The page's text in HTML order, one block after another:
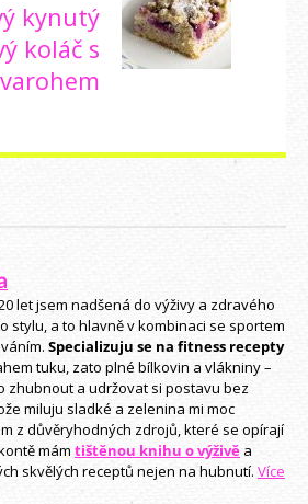
kynutý
koláč s
let jsem nadšená do výživy a zdravého
stylu, a to hlavně v kombinaci se sportem
Specializuju se na fitness recepty
tuku, zato plné bílkovin a vlákniny –
zhubnout a udržovat si postavu bez
miluju sladké a zelenina mi moc
z důvěryhodných zdrojů, které se opírají
mám tištěnou knihu o výživě a
skvělých receptů nejen na hubnutí. Více